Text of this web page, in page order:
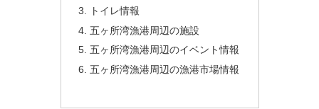
トイレ情報
五ヶ所湾漁港周辺の施設
五ヶ所湾漁港周辺のイベント情報
五ヶ所湾漁港周辺の漁港市場情報